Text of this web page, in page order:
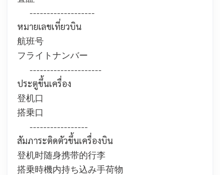
-------------------
หมายเลขเที่ยวบิน
航班号
フライトナンバー
---------------------
ประตูขึ้นเครื่อง
登机口
搭乗口
-----------------
สัมภาระติดตัวขึ้นเครื่องบิน
登机时随身携带的行李
搭乗時機内持ち込み手荷物